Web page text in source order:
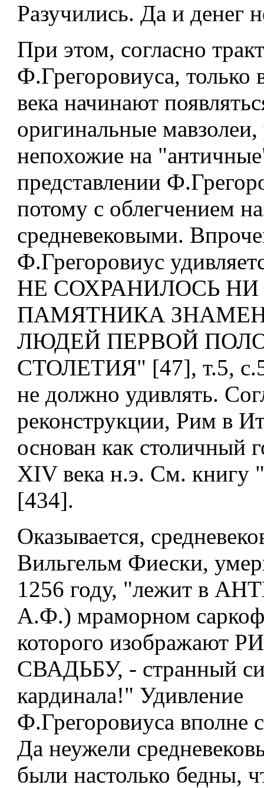
Разучились. Да и денег
При этом, согласно
Ф.Грегоровиуса, только
века начинают
оригинальные
непохожие на
представлении
потому с облегчением
средневековыми.
Ф.Грегоровиус
НЕ СОХРАНИЛОСЬ
ПАМЯТНИКА
ЛЮДЕЙ ПЕРВОЙ
СТОЛЕТИЯ" [47], т.5,
не должно удивлять.
реконструкции, Рим в
основан как столичный
XIV века н.э. См. книгу
[434].
Оказывается,
Вильгельм Фиески,
1256 году, "лежит в
А.Ф.) мраморном
которого
СВАДЬБУ, - странный
кардинала!" Удивление
Ф.Грегоровиуса вполне
Да неужели
были настолько бедны,